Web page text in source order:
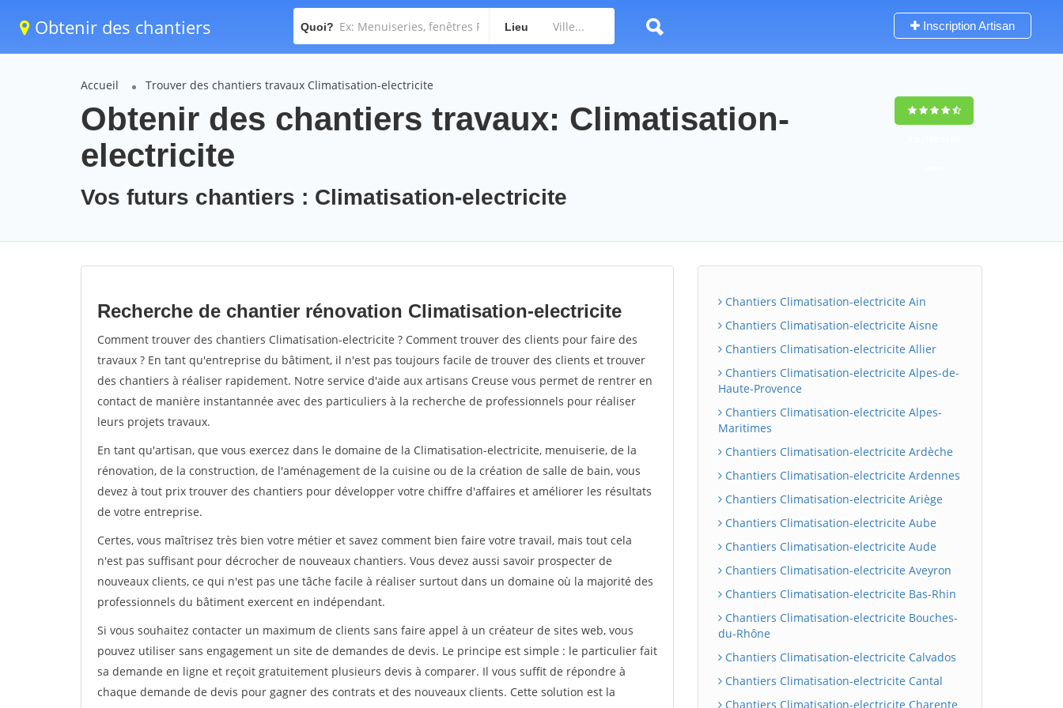
Obtenir des chantiers Quoi? Lieu Inscription Artisan
Accueil Trouver des chantiers travaux Climatisation-electricite
Obtenir des chantiers travaux: Climatisation-
electricite
Vos futurs chantiers : Climatisation-electricite
Recherche de chantier rénovation Climatisation-electricite
Comment trouver des chantiers Climatisation-electricite ? Comment trouver des clients pour faire des
travaux ? En tant qu'entreprise du bâtiment, il n'est pas toujours facile de trouver des clients et trouver
des chantiers à réaliser rapidement. Notre service d'aide aux artisans Creuse vous permet de rentrer en
contact de manière instantannée avec des particuliers à la recherche de professionnels pour réaliser
leurs projets travaux.
En tant qu'artisan, que vous exercez dans le domaine de la Climatisation-electricite, menuiserie, de la
rénovation, de la construction, de l'aménagement de la cuisine ou de la création de salle de bain, vous
devez à tout prix trouver des chantiers pour développer votre chiffre d'affaires et améliorer les résultats
de votre entreprise.
Certes, vous maîtrisez très bien votre métier et savez comment bien faire votre travail, mais tout cela
n'est pas suffisant pour décrocher de nouveaux chantiers. Vous devez aussi savoir prospecter de
nouveaux clients, ce qui n'est pas une tâche facile à réaliser surtout dans un domaine où la majorité des
professionnels du bâtiment exercent en indépendant.
Si vous souhaitez contacter un maximum de clients sans faire appel à un créateur de sites web, vous
pouvez utiliser sans engagement un site de demandes de devis. Le principe est simple : le particulier fait
sa demande en ligne et reçoit gratuitement plusieurs devis à comparer. Il vous suffit de répondre à
chaque demande de devis pour gagner des contrats et des nouveaux clients. Cette solution est la
Chantiers Climatisation-electricite Ain
Chantiers Climatisation-electricite Aisne
Chantiers Climatisation-electricite Allier
Chantiers Climatisation-electricite Alpes-de-
Haute-Provence
Chantiers Climatisation-electricite Alpes-
Maritimes
Chantiers Climatisation-electricite Ardèche
Chantiers Climatisation-electricite Ardennes
Chantiers Climatisation-electricite Ariège
Chantiers Climatisation-electricite Aube
Chantiers Climatisation-electricite Aude
Chantiers Climatisation-electricite Aveyron
Chantiers Climatisation-electricite Bas-Rhin
Chantiers Climatisation-electricite Bouches-
du-Rhône
Chantiers Climatisation-electricite Calvados
Chantiers Climatisation-electricite Cantal
Chantiers Climatisation-electricite Charente